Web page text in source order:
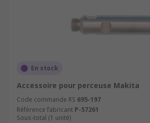
En stock
Accessoire pour perceuse Makita
Code commande RS 695-197
Référence fabricant P-57261
Sous-total (1 unité)